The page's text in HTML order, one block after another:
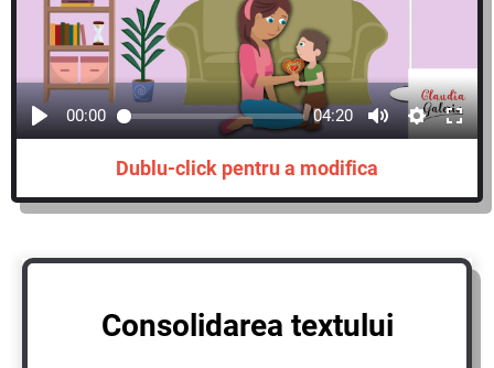
00:00 04:20
Dublu-click pentru a modifica
Consolidarea textului